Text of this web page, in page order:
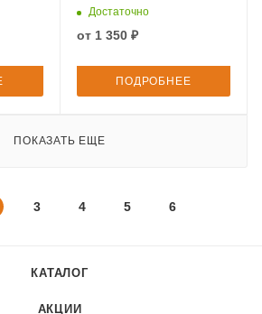
Достаточно
от 1 350 ₽
ПОДРОБНЕЕ
ПОКАЗАТЬ ЕЩЕ
3 4 5 6
КАТАЛОГ
АКЦИИ